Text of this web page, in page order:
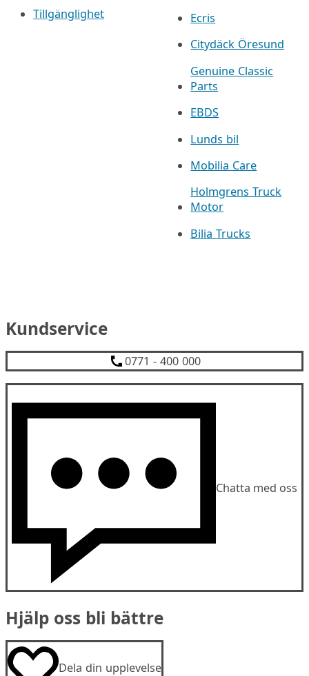
Tillgänglighet
Ecris
Citydäck Öresund
Genuine Classic
Parts
EBDS
Lunds bil
Mobilia Care
Holmgrens Truck
Motor
Bilia Trucks
Kundservice
0771 - 400 000
Chatta med oss
Hjälp oss bli bättre
Dela din upplevelse